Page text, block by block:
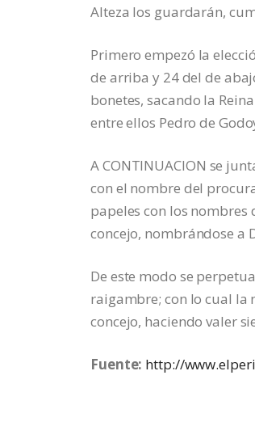
Alteza los guardarán,
Primero empezó la
de arriba y 24 del de
bonetes, sacando la
entre ellos Pedro de
A CONTINUACION se
con el nombre del
papeles con los
concejo, nombrándose a
De este modo se
raigambre; con lo cual la
concejo, haciendo valer
Fuente: http://